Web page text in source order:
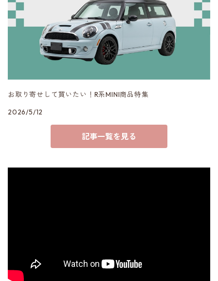
VERSPIELT
お取り寄せして買いたい！R系MINI商品特集
2026/5/12
記事一覧を見る